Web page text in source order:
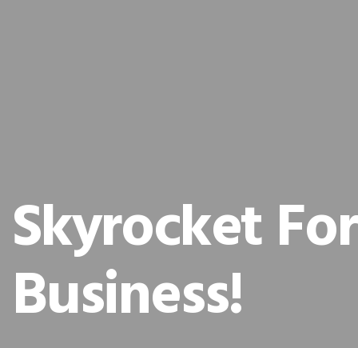
Skyrocket
Business!